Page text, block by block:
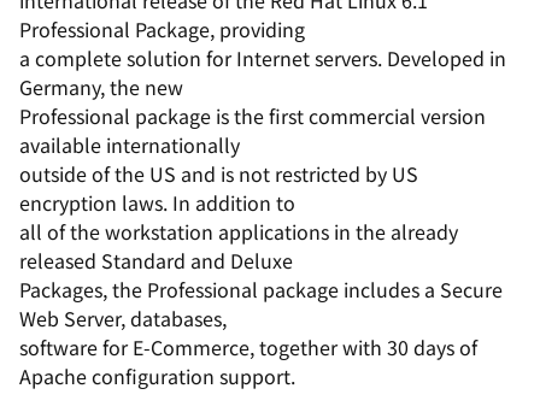
Professional Package, providing
a complete solution for Internet servers. Developed in
Germany, the new
Professional package is the first commercial version
available internationally
outside of the US and is not restricted by US
encryption laws. In addition to
all of the workstation applications in the already
released Standard and Deluxe
Packages, the Professional package includes a Secure
Web Server, databases,
software for E-Commerce, together with 30 days of
Apache configuration support.